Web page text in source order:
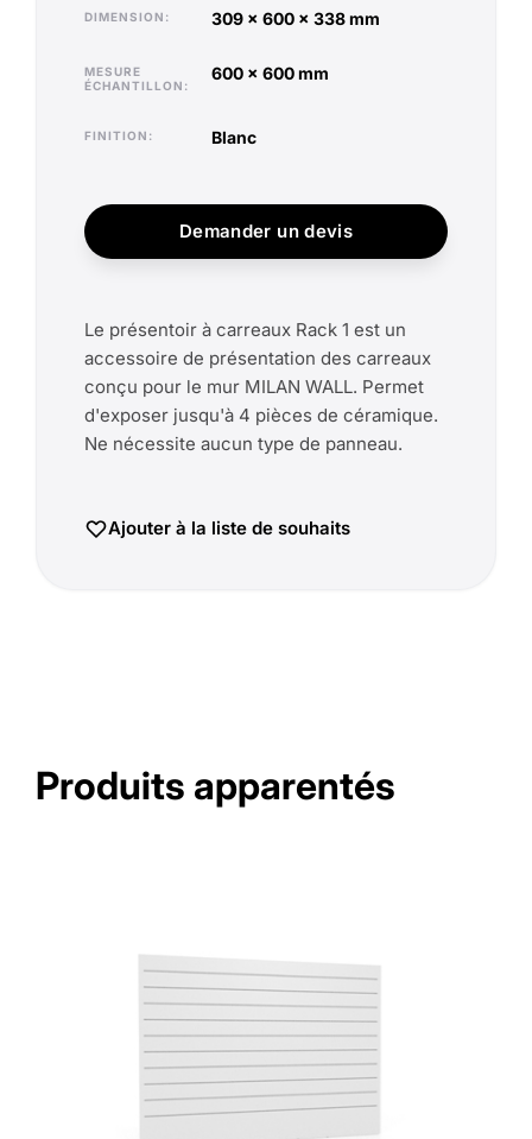
DIMENSION 309 x 600 x 338 mm
MESURE
ÉCHANTILLON
600 x 600 mm
FINITION blanc
Demander un devis
Le présentoir à carreaux Rack 1 est un
accessoire de présentation des carreaux
conçu pour le mur MILAN WALL. Permet
d'exposer jusqu'à 4 pièces de céramique.
Ne nécessite aucun type de panneau.
Ajouter à la liste de souhaits
Produits apparentés